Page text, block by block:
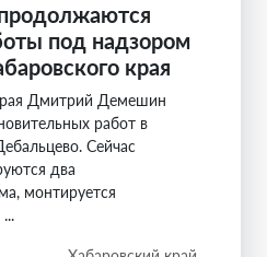
под надзором
края
Дмитрий Демешин
работ в
Сейчас
два
монтируется